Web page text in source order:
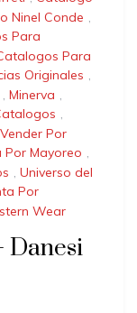
Ninel Conde ,
Para
Para
Originales ,
, Minerva ,
,
Por
Por Mayoreo ,
, Universo del
Por
Wear
Danesi